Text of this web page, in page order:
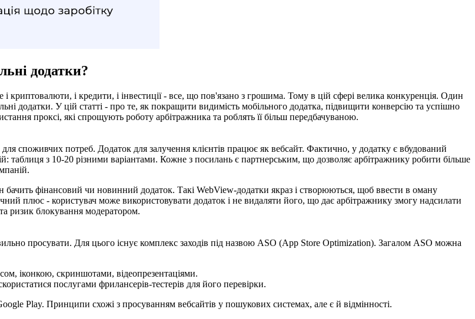
додатки?
і кредити, і інвестиції - все, що пов'язано з грошима. Тому в цій сфері велика конкуренція. Один
додатки. У цій статті - про те, як покращити видимість мобільного додатка, підвищити конверсію та успішно
проксі, які спрощують роботу арбітражника та роблять її більш передбачуваною.
споживчих потреб. Додаток для залучення клієнтів працює як вебсайт. Фактично, у додатку є вбудований
таблиця з 10-20 різними варіантами. Кожне з посилань є партнерським, що дозволяє арбітражнику робити більше
бачить фінансовий чи новинний додаток. Такі WebView-додатки якраз і створюються, щоб ввести в оману
плюс - користувач може використовувати додаток і не видаляти його, що дає арбітражнику змогу надсилати
ризик блокування модератором.
просувати. Для цього існує комплекс заходів під назвою ASO (App Store Optimization). Загалом ASO можна
іконкою, скриншотами, відеопрезентаціями.
послугами фрилансерів-тестерів для його перевірки.
Play. Принципи схожі з просуванням вебсайтів у пошукових системах, але є й відмінності.